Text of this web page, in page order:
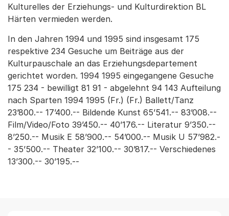
Kulturelles der Erziehungs- und Kulturdirektion BL
Härten vermieden werden.
In den Jahren 1994 und 1995 sind insgesamt 175
respektive 234 Gesuche um Beiträge aus der
Kulturpauschale an das Erziehungsdepartement
gerichtet worden. 1994 1995 eingegangene Gesuche
175 234 - bewilligt 81 91 - abgelehnt 94 143 Aufteilung
nach Sparten 1994 1995 (Fr.) (Fr.) Ballett/Tanz
23’800.-- 17’400.-- Bildende Kunst 65’541.-- 83’008.--
Film/Video/Foto 39’450.-- 40’176.-- Literatur 9’350.--
8’250.-- Musik E 58’900.-- 54’000.-- Musik U 57’982.-
- 35’500.-- Theater 32’100.-- 30’817.-- Verschiedenes
13’300.-- 30’195.--